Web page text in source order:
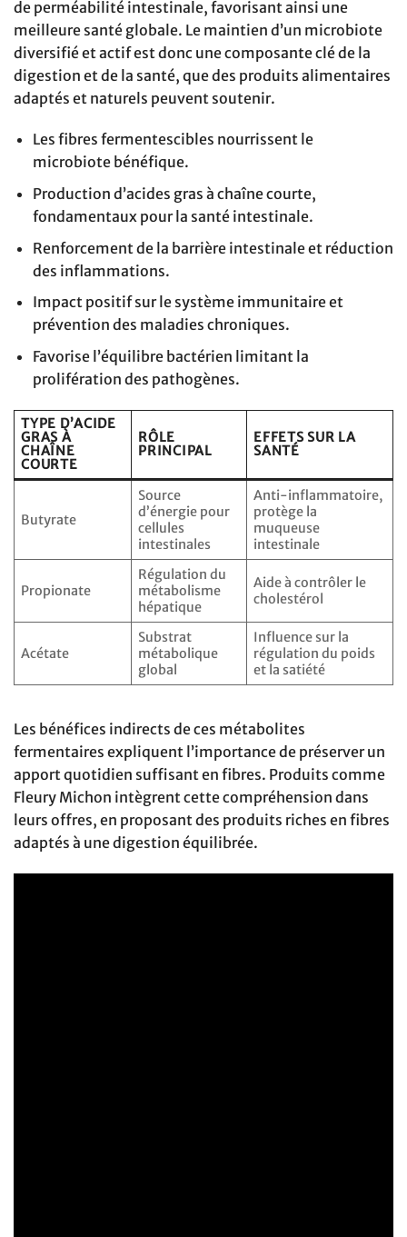
de perméabilité intestinale, favorisant ainsi une
meilleure santé globale. Le maintien d’un microbiote
diversifié et actif est donc une composante clé de la
digestion et de la santé, que des produits alimentaires
adaptés et naturels peuvent soutenir.
Les fibres fermentescibles nourrissent le
microbiote bénéfique.
Production d’acides gras à chaîne courte,
fondamentaux pour la santé intestinale.
Renforcement de la barrière intestinale et réduction
des inflammations.
Impact positif sur le système immunitaire et
prévention des maladies chroniques.
Favorise l’équilibre bactérien limitant la
prolifération des pathogènes.
TYPE D’ACIDE
GRAS À
CHAÎNE
COURTE
RÔLE
PRINCIPAL
EFFETS SUR LA
SANTÉ
Butyrate
Source
d’énergie pour
cellules
intestinales
Anti-inflammatoire,
protège la
muqueuse
intestinale
Propionate
Régulation du
métabolisme
hépatique
Aide à contrôler le
cholestérol
Acétate
Substrat
métabolique
global
Influence sur la
régulation du poids
et la satiété
Les bénéfices indirects de ces métabolites
fermentaires expliquent l’importance de préserver un
apport quotidien suffisant en fibres. Produits comme
Fleury Michon intègrent cette compréhension dans
leurs offres, en proposant des produits riches en fibres
adaptés à une digestion équilibrée.